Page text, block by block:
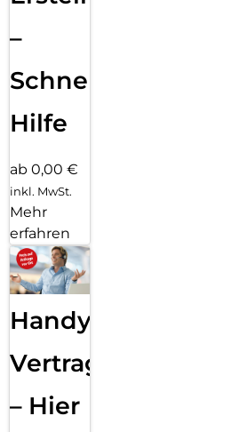
–
Schnelle
Hilfe
ab 0,00 €
inkl. MwSt.
Mehr
erfahren
Handy
Vertragsabwicklung
– Hier